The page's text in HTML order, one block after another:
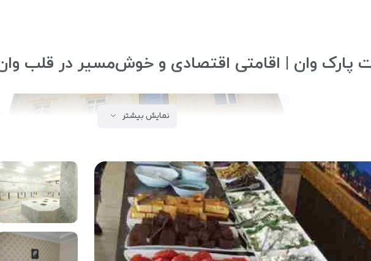
پارک وان | اقامتی اقتصادی و خوش‌مسیر در قلب
نمایش بیشتر